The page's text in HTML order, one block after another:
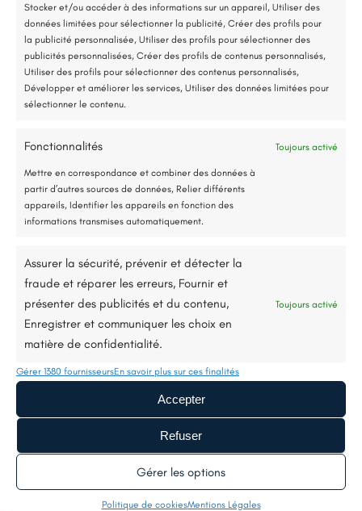
Stocker et/ou accéder à des informations sur un appareil, Utiliser des
données limitées pour sélectionner la publicité, Créer des profils pour
la publicité personnalisée, Utiliser des profils pour sélectionner des
publicités personnalisées, Créer des profils de contenus personnalisés,
Utiliser des profils pour sélectionner des contenus personnalisés,
Développer et améliorer les services, Utiliser des données limitées pour
sélectionner le contenu.
Fonctionnalités Toujours activé
Mettre en correspondance et combiner des données à
partir d’autres sources de données, Relier différents
appareils, Identifier les appareils en fonction des
informations transmises automatiquement.
Assurer la sécurité, prévenir et détecter la
fraude et réparer les erreurs, Fournir et
présenter des publicités et du contenu,
Enregistrer et communiquer les choix en
matière de confidentialité.
Toujours activé
Gérer 1380 fournisseursEn savoir plus sur ces finalités
Accepter
Refuser
Gérer les options
Politique de cookiesMentions Légales
E-mail:renorev.environnement@hotmail.com
Tél. :02 52 35 26 70
11 rue Kléber, 49130, Les Ponts-de-Cé
renorev.environnement@hotmail.com
Tél. :02 52 35 26 70
Accompagnement administratif et financier complet
Jusqu’à 80% de prise en charge*